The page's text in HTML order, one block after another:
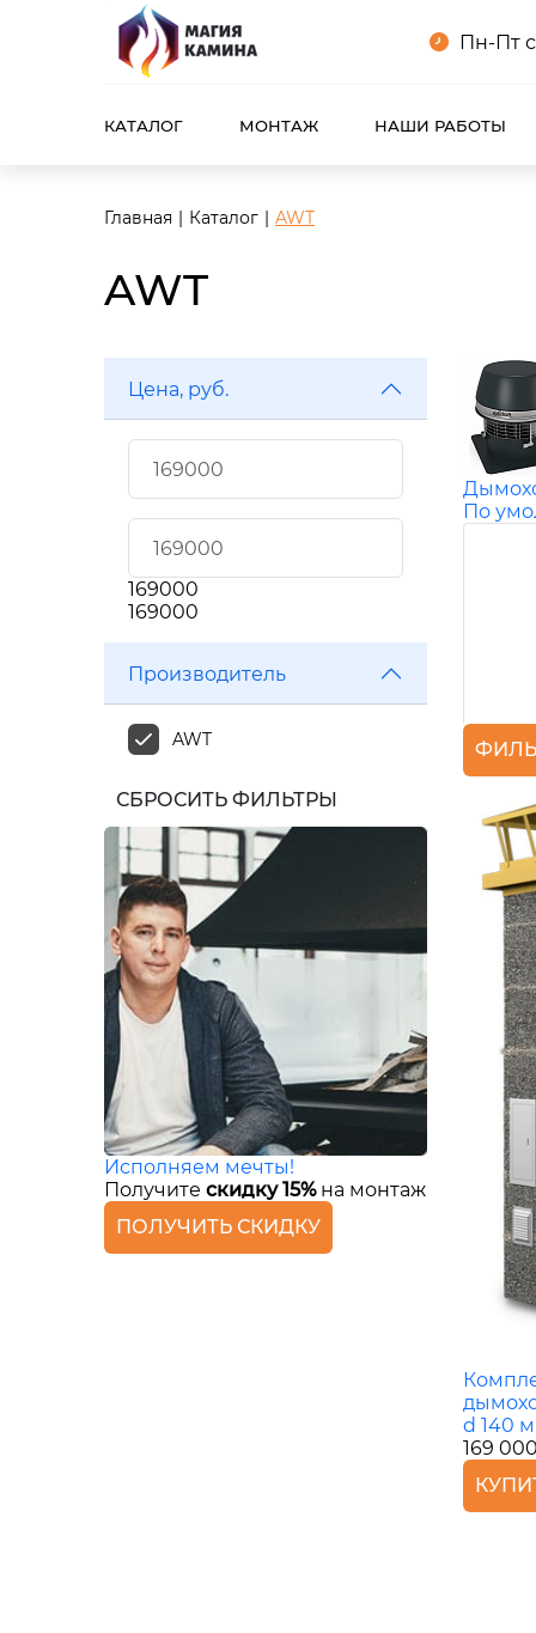
Пн-Пт с
КАТАЛОГ МОНТАЖ НАШИ РАБОТЫ
Главная Каталог AWT
AWT
Цена, руб.
169000
169000
Производитель
AWT
СБРОСИТЬ ФИЛЬТРЫ
Исполняем мечты!
Получите скидку 15%на монтаж
ПОЛУЧИТЬ СКИДКУ
По
d 140
169